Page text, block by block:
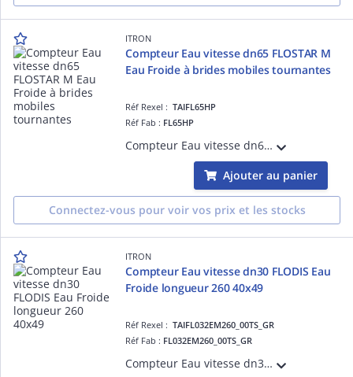
ITRON
Compteur Eau vitesse dn65 FLOSTAR M
Eau Froide à brides mobiles tournantes
Réf Rexel :TAIFL65HP
Réf Fab : FL65HP
Compteur Eau vitesse dn65 FLOSTAR M Eau Froide à brides mobiles tournantes-Débit de démarrage 35L/h R315H Totalisateur Verre métal Compatible avec Emetteurs Cyble
Ajouter au panier
Connectez-vous pour voir vos prix et les stocks
ITRON
Compteur Eau vitesse dn30 FLODIS Eau
Froide longueur 260 40x49
Réf Rexel :TAIFL032EM260_00TS_GR
Réf Fab : FL032EM260_00TS_GR
Compteur Eau vitesse dn30 FLODIS Eau Froide longueur 260 40x49-Débit de démarrage 12L/h R160H-Totalisateur TSN Compatible avec Emetteurs Cyble